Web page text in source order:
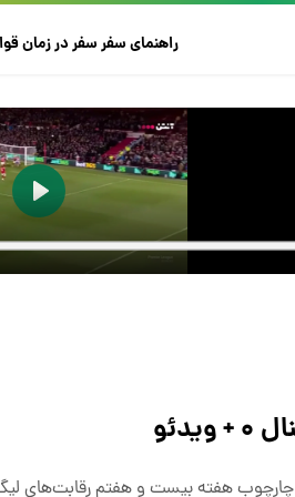
راهنمای سفرسفر در زمان
بیست و هفتم رقابت‌های لیگ برتر با تساوی